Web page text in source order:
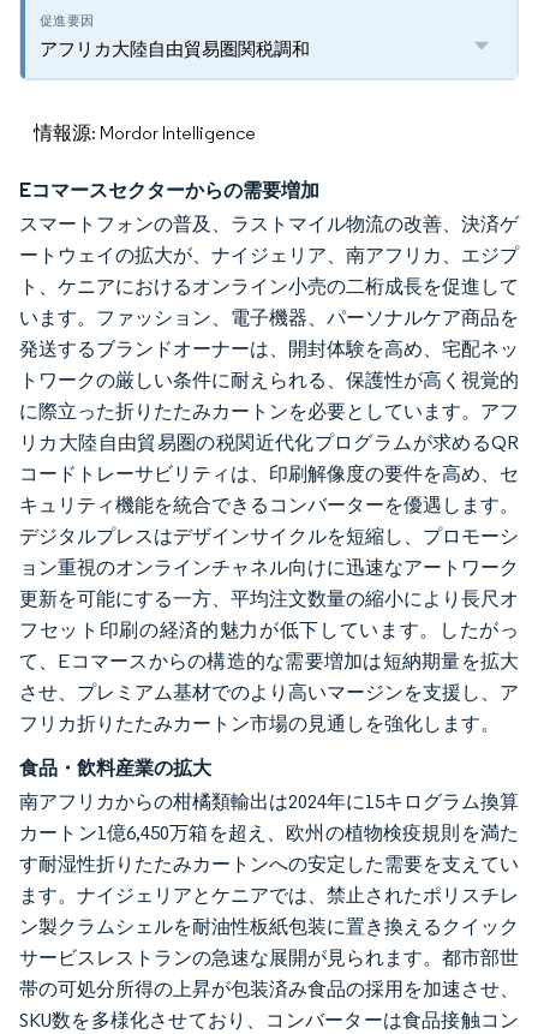
アフリカ大陸自由貿易圏関税調和
情報源: Mordor Intelligence
Eコマースセクターからの需要増加
スマートフォンの普及、ラストマイル物流の改善、決済ゲ
ートウェイの拡大が、ナイジェリア、南アフリカ、エジプ
ト、ケニアにおけるオンライン小売の二桁成長を促進して
います。ファッション、電子機器、パーソナルケア商品を
発送するブランドオーナーは、開封体験を高め、宅配ネッ
トワークの厳しい条件に耐えられる、保護性が高く視覚的
に際立った折りたたみカートンを必要としています。アフ
リカ大陸自由貿易圏の税関近代化プログラムが求めるQR
コードトレーサビリティは、印刷解像度の要件を高め、セ
キュリティ機能を統合できるコンバーターを優遇します。
デジタルプレスはデザインサイクルを短縮し、プロモーシ
ョン重視のオンラインチャネル向けに迅速なアートワーク
更新を可能にする一方、平均注文数量の縮小により長尺オ
フセット印刷の経済的魅力が低下しています。したがっ
て、Eコマースからの構造的な需要増加は短納期量を拡大
させ、プレミアム基材でのより高いマージンを支援し、ア
フリカ折りたたみカートン市場の見通しを強化します。
食品・飲料産業の拡大
南アフリカからの柑橘類輸出は2024年に15キログラム換算
カートン1億6,450万箱を超え、欧州の植物検疫規則を満た
す耐湿性折りたたみカートンへの安定した需要を支えてい
ます。ナイジェリアとケニアでは、禁止されたポリスチレ
ン製クラムシェルを耐油性板紙包装に置き換えるクイック
サービスレストランの急速な展開が見られます。都市部世
帯の可処分所得の上昇が包装済み食品の採用を加速させ、
SKU数を多様化させており、コンバーターは食品接触コン